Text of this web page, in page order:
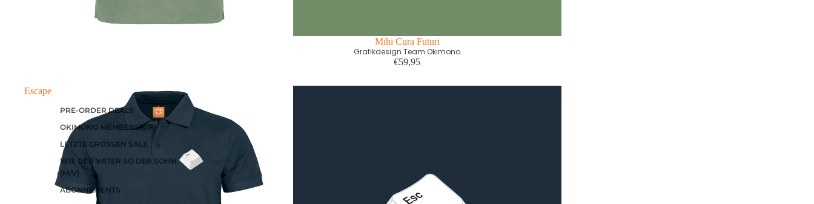
PRE-ORDER DEALS
OKIMONO MEMBERSHIP
LETZTE GRÖSSEN SALE
WIE DER VATER SO DER SOHN
(M/V)
ABONNEMENTS
Mihi Cura Futuri
Grafikdesign Team Okimono
€59,95
Escape